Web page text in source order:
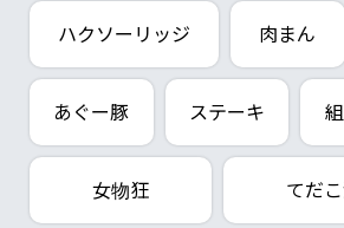
ハクソーリッジ 肉まん
あぐー豚 ステーキ
女物狂 てだ